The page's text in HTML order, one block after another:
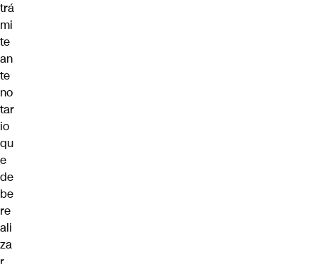
trá
mi
te
an
te
no
tar
io
qu
e
de
be
re
ali
za